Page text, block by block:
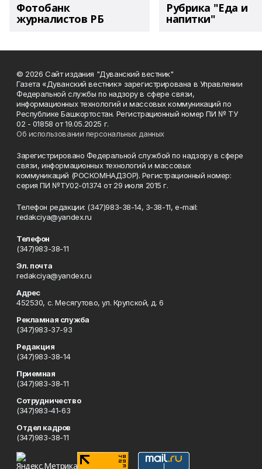
Фотобанк
журналистов РБ
Рубрика "Еда и
напитки"
© 2026 Сайт издания "Дуванский вестник"
Газета «Дуванский вестник» зарегистрирована в Управлении
Федеральной службы по надзору в сфере связи,
информационных технологий и массовых коммуникаций по
Республике Башкортостан. Регистрационный номер ПИ № ТУ
02 - 01858 от 19.05.2025 г.
Об использовании персональных данных
Зарегистрировано Федеральной службой по надзору в сфере
связи, информационных технологий и массовых
коммуникаций (РОСКОМНАДЗОР). Регистрационный номер:
серия ПИ №ТУ02-01374 от 29 июля 2015 г.
Телефон редакции: (347)983-38-14, 3-38-11, e-mail:
redakciya@yandex.ru
Телефон
(347)983-38-11
Эл. почта
redakciya@yandex.ru
Адрес
452530, с. Месягутово, ул. Крупской, д. 6
Рекламная служба
(347)983-37-93
Редакция
(347)983-38-14
Приемная
(347)983-38-11
Сотрудничество
(347)983-41-63
Отдел кадров
(347)983-38-11